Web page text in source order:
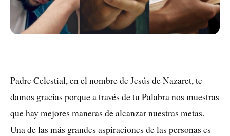
Padre Celestial, en el nombre de Jesús de Nazaret, te
damos gracias porque a través de tu Palabra nos muestras
que hay mejores maneras de alcanzar nuestras metas.
Una de las más grandes aspiraciones de las personas es